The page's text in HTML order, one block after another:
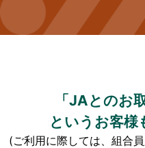
「JAとのお
というお客様
(ご利用に際しては、組合